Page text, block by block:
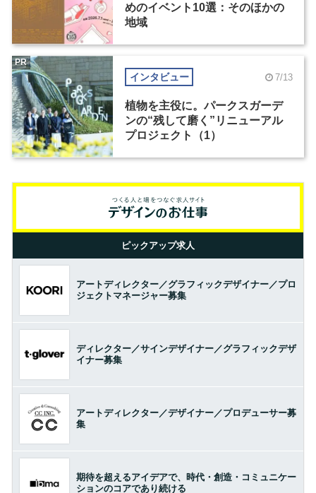
めのイベント10選：そのほかの
地域
インタビュー 7/13
植物を主役に。パークスガーデ
ンの“残して磨く”リニューアル
プロジェクト（1）
PR
ピックアップ求人
アートディレクター／グラフィックデザイナー／プロ
ジェクトマネージャー募集
ディレクター／サインデザイナー／グラフィックデザ
イナー募集
アートディレクター／デザイナー／プロデューサー募
集
期待を超えるアイデアで、時代・創造・コミュニケー
ションのコアであり続ける